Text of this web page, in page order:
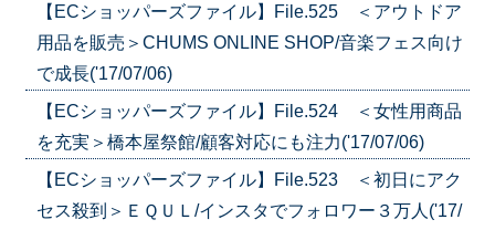
【ECショッパーズファイル】File.525 ＜アウトドア
用品を販売＞CHUMS ONLINE SHOP/音楽フェス向け
で成長('17/07/06)
【ECショッパーズファイル】File.524 ＜女性用商品
を充実＞橋本屋祭館/顧客対応にも注力('17/07/06)
【ECショッパーズファイル】File.523 ＜初日にアク
セス殺到＞ＥＱＵＬ/インスタでフォロワー３万人('17/